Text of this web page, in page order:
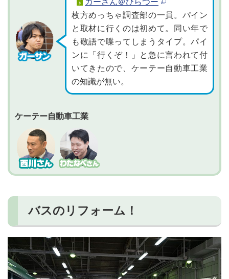
枚方めっちゃ調査部の一員。パイン
と取材に行くのは初めて。同い年で
も敬語で喋ってしまうタイプ。パイ
ンに「行くぞ！」と急に言われて付
いてきたので、ケーテー自動車工業
の知識が無い。
ケーテー自動車工業
バスのリフォーム！